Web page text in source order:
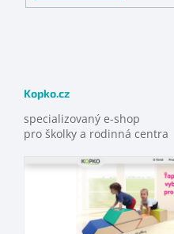
Kopko.cz
specializovaný e-shop
pro školky a rodinná centra